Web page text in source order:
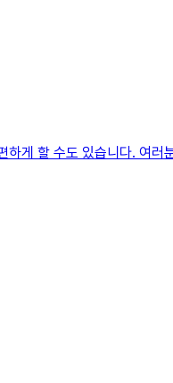
게 할 수도 있습니다. 여러